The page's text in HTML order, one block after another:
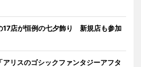
17店が恒例の七夕飾り 新規店も参加
リスのゴシックファンタジーアフタ